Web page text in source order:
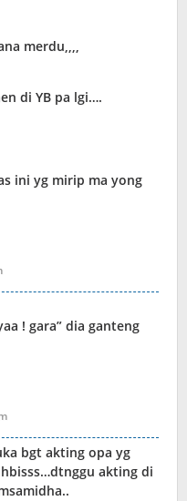
merdu,,,,
di YB pa lgi….
ini yg mirip ma yong
! gara” dia ganteng
bgt akting opa yg
akting di